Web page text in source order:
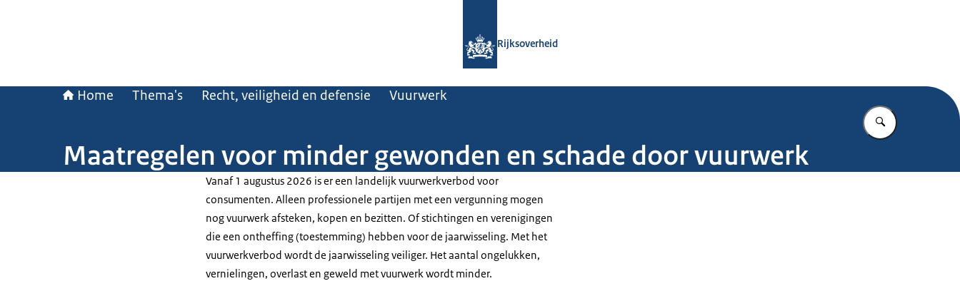
Rijksoverheid
Home Thema's Recht, veiligheid en defensie Vuurwerk
Vul in wat u
Maatregelen voor minder gewonden en schade door vuurwerk
Vanaf 1 augustus 2026 is er een landelijk vuurwerkverbod voor
consumenten. Alleen professionele partijen met een vergunning mogen
nog vuurwerk afsteken, kopen en bezitten. Of stichtingen en verenigingen
die een ontheffing (toestemming) hebben voor de jaarwisseling. Met het
vuurwerkverbod wordt de jaarwisseling veiliger. Het aantal ongelukken,
vernielingen, overlast en geweld met vuurwerk wordt minder.